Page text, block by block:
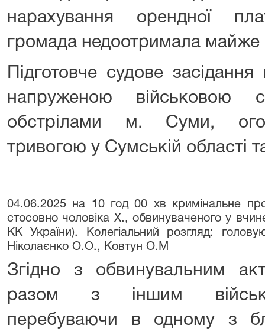
нарахування орендної
громада недоотримала майже
Підготовче судове
напруженою військовою
обстрілами м. Суми,
тривогою у Сумській області
04.06.2025 на 10 год 00 хв кримінальне
стосовно чоловіка Х., обвинуваченого у
КК України). Колегіальний розгляд:
Ніколаєнко О.О., Ковтун О.М
Згідно з обвинувальним
разом з іншим
перебуваючи в одному з